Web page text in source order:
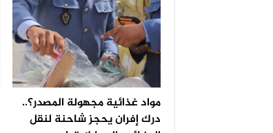
مواد غذائية مجهولة المصدر؟..
درك إفران يحجز شاحنة لنقل